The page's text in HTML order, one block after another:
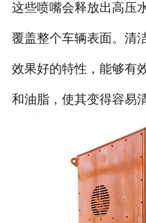
这些喷嘴会释放出高压
覆盖整个车辆表面。清
效果好的特性，能够有
和油脂，使其变得容易